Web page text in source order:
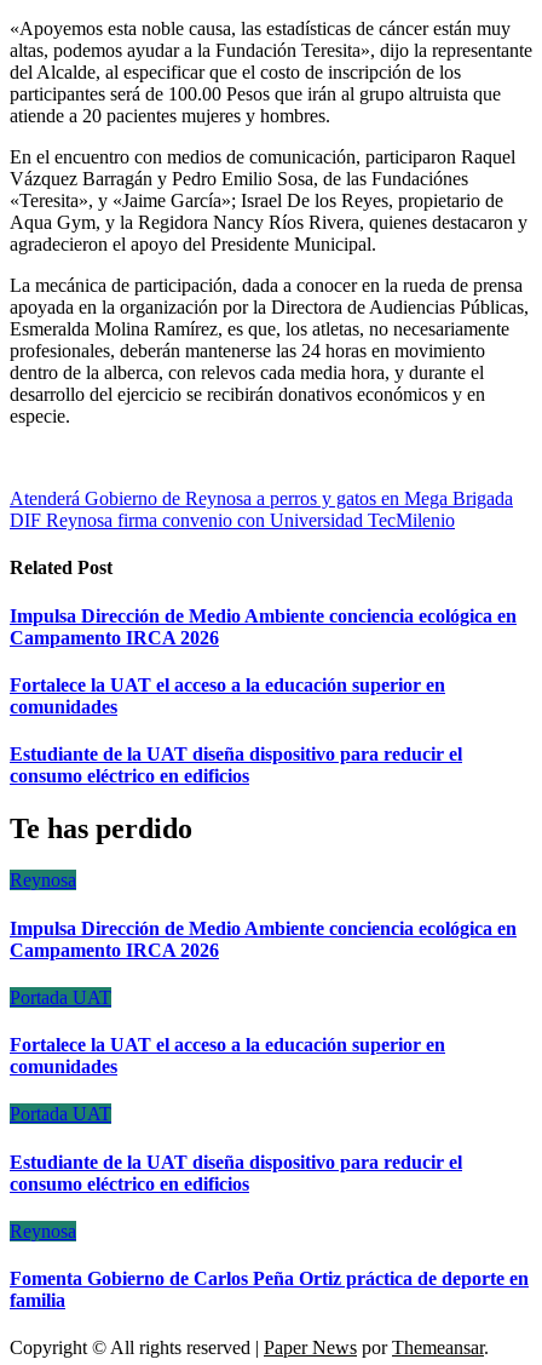
«Apoyemos esta noble causa, las estadísticas de cáncer están muy
altas, podemos ayudar a la Fundación Teresita», dijo la representante
del Alcalde, al especificar que el costo de inscripción de los
participantes será de 100.00 Pesos que irán al grupo altruista que
atiende a 20 pacientes mujeres y hombres.
En el encuentro con medios de comunicación, participaron Raquel
Vázquez Barragán y Pedro Emilio Sosa, de las Fundaciónes
«Teresita», y «Jaime García»; Israel De los Reyes, propietario de
Aqua Gym, y la Regidora Nancy Ríos Rivera, quienes destacaron y
agradecieron el apoyo del Presidente Municipal.
La mecánica de participación, dada a conocer en la rueda de prensa
apoyada en la organización por la Directora de Audiencias Públicas,
Esmeralda Molina Ramírez, es que, los atletas, no necesariamente
profesionales, deberán mantenerse las 24 horas en movimiento
dentro de la alberca, con relevos cada media hora, y durante el
desarrollo del ejercicio se recibirán donativos económicos y en
especie.
Navegación
de
entradas
Atenderá Gobierno de Reynosa a perros y gatos en Mega Brigada
DIF Reynosa firma convenio con Universidad TecMilenio
Related Post
Impulsa Dirección de Medio Ambiente conciencia ecológica en
Campamento IRCA 2026
Fortalece la UAT el acceso a la educación superior en
comunidades
Estudiante de la UAT diseña dispositivo para reducir el
consumo eléctrico en edificios
Te has perdido
Reynosa
Impulsa Dirección de Medio Ambiente conciencia ecológica en
Campamento IRCA 2026
Portada UAT
Fortalece la UAT el acceso a la educación superior en
comunidades
Portada UAT
Estudiante de la UAT diseña dispositivo para reducir el
consumo eléctrico en edificios
Reynosa
Fomenta Gobierno de Carlos Peña Ortiz práctica de deporte en
familia
Copyright © All rights reserved | Paper News porThemeansar.